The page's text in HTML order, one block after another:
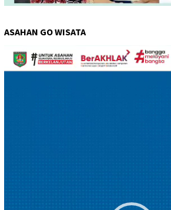
ASAHAN GO WISATA
Pemutar
Video